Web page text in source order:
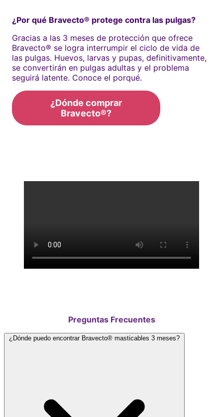
¿Por qué Bravecto® protege contra las pulgas?
Gracias a las 3 meses de protección que ofrece
Bravecto® se logra interrumpir el ciclo de vida de
las pulgas. Huevos, larvas y pupas, definitivamente,
se convertirán en pulgas adultas y el problema
seguirá latente. Conoce el porqué.
¿Dónde comprar
Bravecto®?
Preguntas Frecuentes
¿Dónde puedo encontrar Bravecto® masticables 3 meses?